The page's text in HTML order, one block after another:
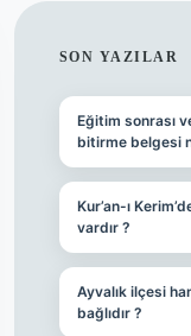
SON YAZILAR
Eğitim sonrası
bitirme belgesi
Kur’an-ı
vardır ?
Ayvalık ilçesi
bağlıdır ?